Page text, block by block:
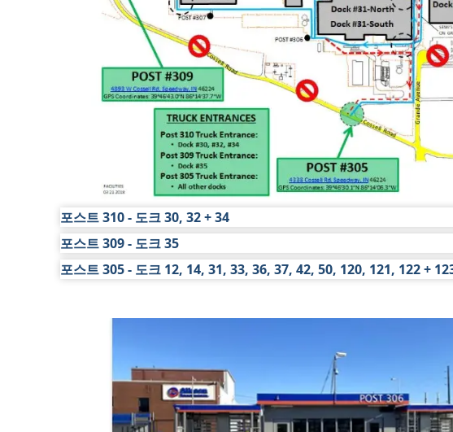
포스트 310 - 도크 30, 32 + 34
(Main Street & W. 10th Street): 4900 W. 10th St. -
포스트 310에서 센트럴 시핑 도크 30, 도크 32, 도크 34를 이용할 수
포스트 309 - 도크 35
4893 W. Cossell Rd. -지도 보기
포스트 305 - 도크 12, 14, 31, 33, 36, 37, 42, 50, 120, 121, 122 +
플랜트 12/14/15 도크 12, 도크 14, 도크 50, 도크 120, 도크 121,